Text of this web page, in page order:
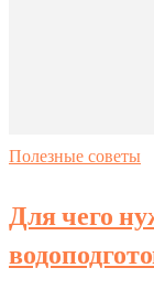
Полезные советы
Для чего